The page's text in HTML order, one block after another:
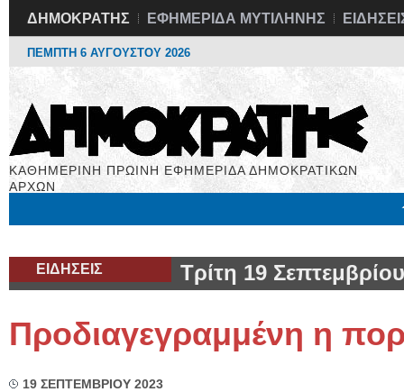
ΔΗΜΟΚΡΑΤΗΣ ΕΦΗΜΕΡΙΔΑ ΜΥΤΙΛΗΝΗΣ
ΠΕΜΠΤΗ 6 ΑΥΓΟΥΣΤΟΥ 2026
ΚΑΘΗΜΕΡΙΝΗ ΠΡΩΙΝΗ ΕΦΗΜΕΡΙΔΑ ΔΗΜΟΚΡΑΤΙΚΩΝ
ΑΡΧΩΝ
ΕΙΔΗΣΕΙΣ Τρίτη 19
Προδιαγεγραμμένη η
19 ΣΕΠΤΕΜΒΡΙΟΥ 2023